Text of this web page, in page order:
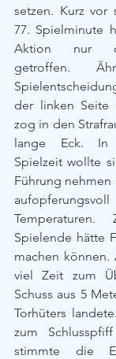
setzen. Kurz vor
77. Spielminute
Aktion nur
getroffen.
der linken Seite
zog in den
lange Eck. In
Spielzeit wollte
Führung nehmen
Spielende hätte
machen
viel Zeit zum
Schuss aus 5
Torhüters
zum
stimmte die